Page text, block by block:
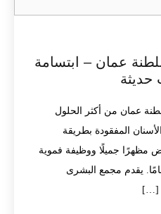
عمان – ابتسامة
حديثة
عمان من أكثر الحلول
المفقودة بطريقة
مظهرًا جميلًا ووظيفة فموية
يقدم مجمع البشرى
[…]